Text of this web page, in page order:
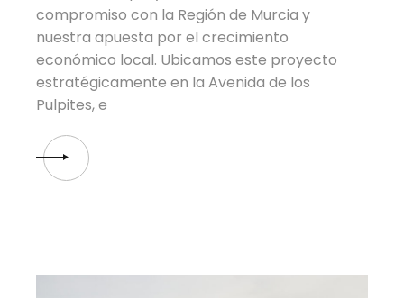
compromiso con la Región de Murcia y
nuestra apuesta por el crecimiento
económico local. Ubicamos este proyecto
estratégicamente en la Avenida de los
Pulpites, e